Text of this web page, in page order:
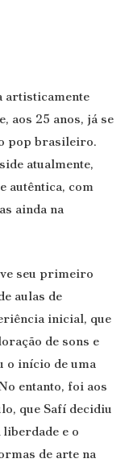
artisticamente
aos 25 anos, já se
pop brasileiro.
atualmente,
autêntica, com
ainda na
seu primeiro
aulas de
inicial, que
de sons e
o início de uma
entanto, foi aos
que Safí decidiu
e o
de arte na